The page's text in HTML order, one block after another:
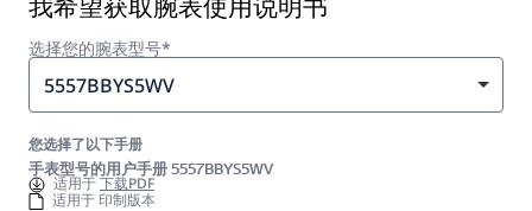
选择您的腕表型号*
5557BBYS5WV
您选择了以下手册
手表型号的用户手册 5557BBYS5WV
适用于下载PDF
适用于 印制版本